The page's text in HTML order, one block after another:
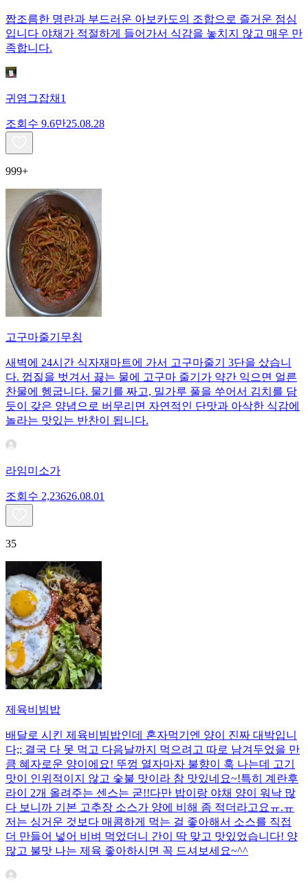
짭조름한 명란과 부드러운 아보카도의 조합으로 즐거운 점심
입니다 야채가 적절하게 들어가서 식감을 놓치지 않고 매우 만
족합니다.
귀염그잡채1
조회수 9.6만25.08.28
999+
고구마줄기무침
새벽에 24시간 식자재마트에 가서 고구마줄기 3단을 샀습니
다. 껍질을 벗겨서 끓는 물에 고구마 줄기가 약간 익으면 얼른
찬물에 헹굽니다. 물기를 짜고, 밀가루 풀을 쑤어서 김치를 담
듯이 갖은 양념으로 버무리면 자연적인 단맛과 아삭한 식감에
놀라는 맛있는 반찬이 됩니다.
라임미소가
조회수 2,23626.08.01
35
제육비빔밥
배달로 시킨 제육비빔밥인데 혼자먹기엔 양이 진짜 대박입니
다;; 결국 다 못 먹고 다음날까지 먹으려고 따로 남겨두었을 만
큼 혜자로운 양이에요! 뚜껑 열자마자 불향이 훅 나는데 고기
맛이 인위적이지 않고 숯불 맛이라 참 맛있네요~!특히 계란후
라이 2개 올려주는 센스는 굳!! ​다만 밥이랑 야채 양이 워낙 많
다 보니까 기본 고추장 소스가 양에 비해 좀 적더라고요ㅠ.ㅠ
저는 싱거운 것보다 매콤하게 먹는 걸 좋아해서 소스를 직접
더 만들어 넣어 비벼 먹었더니 간이 딱 맞고 맛있었습니다! 양
많고 불맛 나는 제육 좋아하시면 꼭 드셔보세요~^^